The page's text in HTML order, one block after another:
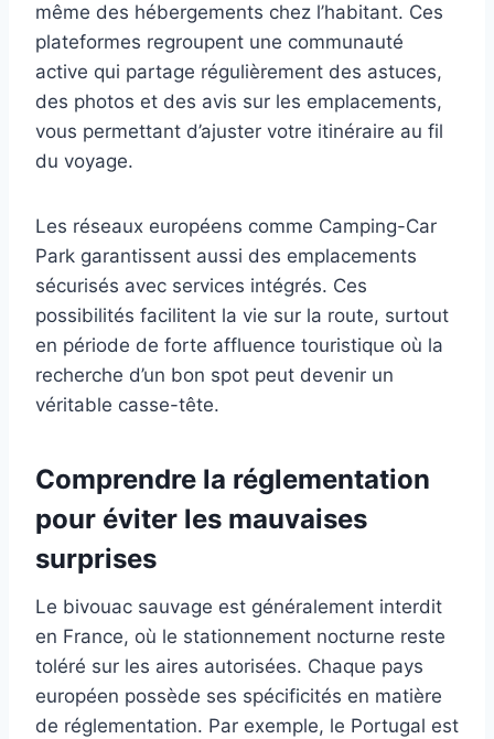
même des hébergements chez l’habitant. Ces
plateformes regroupent une communauté
active qui partage régulièrement des astuces,
des photos et des avis sur les emplacements,
vous permettant d’ajuster votre itinéraire au fil
du voyage.
Les réseaux européens comme Camping-Car
Park garantissent aussi des emplacements
sécurisés avec services intégrés. Ces
possibilités facilitent la vie sur la route, surtout
en période de forte affluence touristique où la
recherche d’un bon spot peut devenir un
véritable casse-tête.
Comprendre la réglementation
pour éviter les mauvaises
surprises
Le bivouac sauvage est généralement interdit
en France, où le stationnement nocturne reste
toléré sur les aires autorisées. Chaque pays
européen possède ses spécificités en matière
de réglementation. Par exemple, le Portugal est